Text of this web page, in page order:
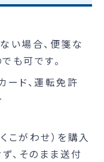
い場合、便箋な
も可です。
ード、運転免許
こがわせ）を購入
、そのまま送付